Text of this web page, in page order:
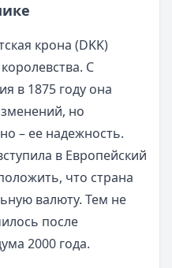
крона (DKK)
С
в 1875 году она
но
– ее надежность.
в Европейский
что страна
валюту. Тем не
после
2000 года.